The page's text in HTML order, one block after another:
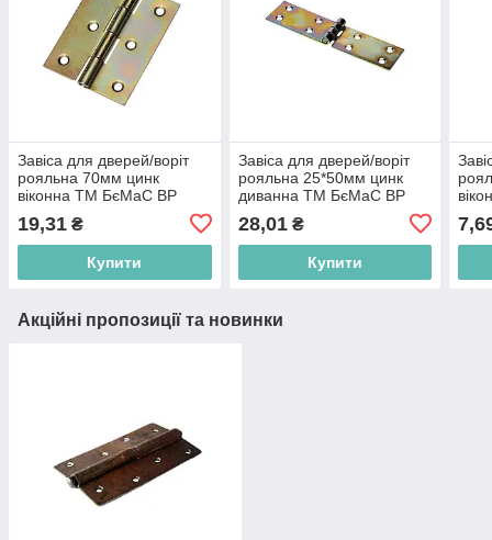
Завіса для дверей/воріт
рояльна 70мм цинк
віконна ТМ БєМаС BP
19,31 ₴
Купити
Завіса для дверей/воріт
рояльна 25*50мм цинк
диванна ТМ БєМаС BP
28,01₴
Купити
Акційні пропозиції та новинки